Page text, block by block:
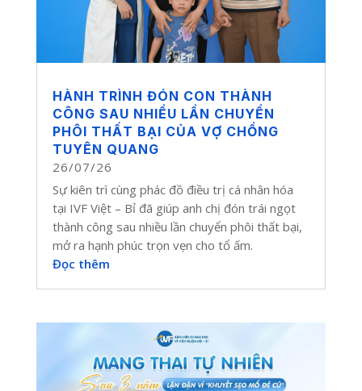
HÀNH TRÌNH ĐÓN CON THÀNH
CÔNG SAU NHIỀU LẦN CHUYỂN
PHÔI THẤT BẠI CỦA VỢ CHỒNG
TUYÊN QUANG
26/07/26
Sự kiên trì cùng phác đồ điều trị cá nhân hóa
tại IVF Việt – Bỉ đã giúp anh chị đón trái ngọt
thành công sau nhiều lần chuyển phôi thất bại,
mở ra hạnh phúc trọn vẹn cho tổ ấm.
Đọc thêm